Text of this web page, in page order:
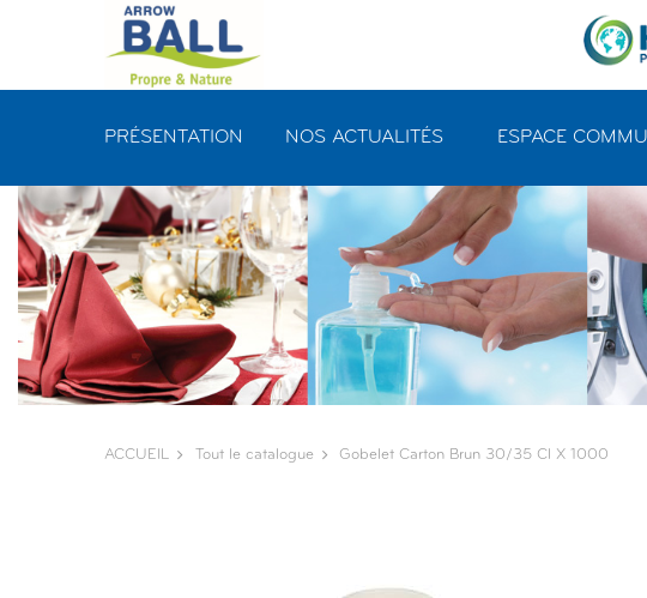
PRÉSENTATION NOS ACTUALITÉS ESPACE
ACCUEIL Tout le catalogue Gobelet Carton Brun 30/35 Cl X 1000
Panneau de gestion des cookies